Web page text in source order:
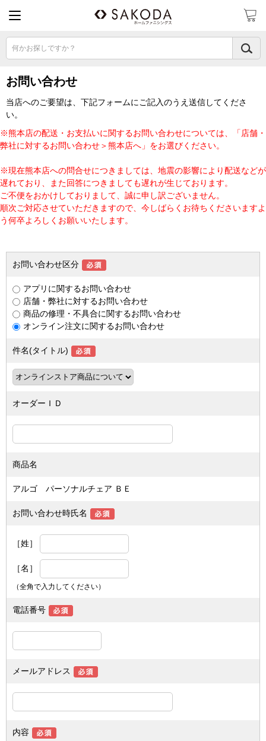
何かお探しですか？
お問い合わせ
当店へのご要望は、下記フォームにご記入のうえ送信してくださ
い。
※熊本店の配送・お支払いに関するお問い合わせについては、「店舗・
弊社に対するお問い合わせ＞熊本店へ」をお選びください。
※現在熊本店への問合せにつきましては、地震の影響により配送などが
遅れており、また回答につきましても遅れが生じております。
ご不便をおかけしておりまして、誠に申し訳ございません。
順次ご対応させていただきますので、今しばらくお待ちくださいますよ
う何卒よろしくお願いいたします。
お問い合わせ区分
アプリに関するお問い合わせ
店舗・弊社に対するお問い合わせ
商品の修理・不具合に関するお問い合わせ
オンライン注文に関するお問い合わせ
件名(タイトル)
オーダーＩＤ
商品名
アルゴ パーソナルチェア ＢＥ
お問い合わせ時氏名
［姓］
［名］
（全角で入力してください）
電話番号
メールアドレス
内容